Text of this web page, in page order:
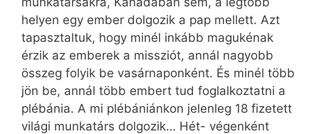
helyen egy ember dolgozik a pap mellett. Azt
tapasztaltuk, hogy minél inkább magukénak
érzik az emberek a missziót, annál nagyobb
összeg folyik be vasárnaponként. És minél több
jön be, annál több embert tud foglalkoztatni a
plébánia. A mi plébániánkon jelenleg 18 fizetett
világi munkatárs dolgozik… Hét- végenként